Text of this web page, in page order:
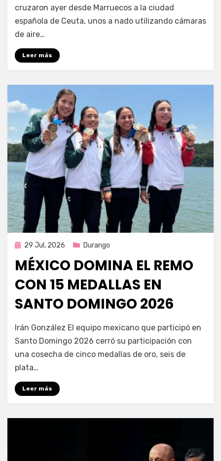
cruzaron ayer desde Marruecos a la ciudad
española de Ceuta, unos a nado utilizando cámaras
de aire…
Leer más
Publicada
29 Jul, 2026 Durango
MÉXICO DOMINA EL REMO
CON 15 MEDALLAS EN
SANTO DOMINGO 2026
por Fernando Miranda Servín
Irán González El equipo mexicano que participó en
Santo Domingo 2026 cerró su participación con
una cosecha de cinco medallas de oro, seis de
plata…
Leer más